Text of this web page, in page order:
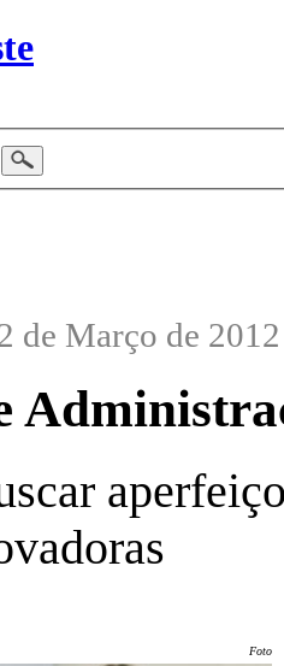
de Março de 2012
Foto: